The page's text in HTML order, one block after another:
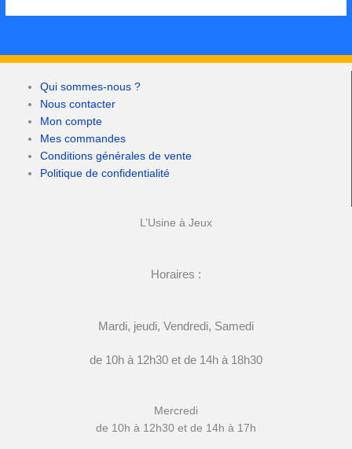
Qui sommes-nous ?
Nous contacter
Mon compte
Mes commandes
Conditions générales de vente
Politique de confidentialité
L’Usine à Jeux
Horaires :
Mardi, jeudi, Vendredi, Samedi
de 10h à 12h30 et de 14h à 18h30
Mercredi
de 10h à 12h30 et de 14h à 17h